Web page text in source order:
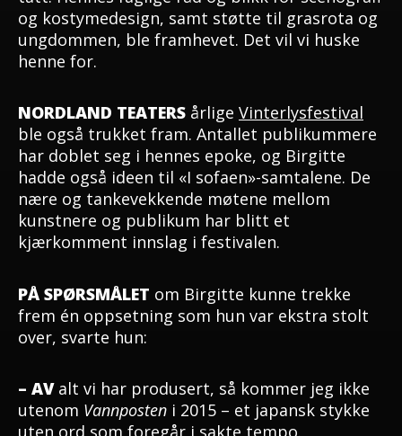
og kostymedesign, samt støtte til grasrota og
ungdommen, ble framhevet. Det vil vi huske
henne for.
NORDLAND TEATERS årlige Vinterlysfestival
ble også trukket fram. Antallet publikummere
har doblet seg i hennes epoke, og Birgitte
hadde også ideen til «I sofaen»-samtalene. De
nære og tankevekkende møtene mellom
kunstnere og publikum har blitt et
kjærkomment innslag i festivalen.
PÅ SPØRSMÅLET om Birgitte kunne trekke
frem én oppsetning som hun var ekstra stolt
over, svarte hun:
– AValt vi har produsert, så kommer jeg ikke
utenom Vannposten i 2015 – et japansk stykke